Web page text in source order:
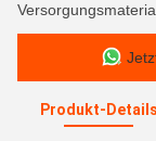
Produkt-Details